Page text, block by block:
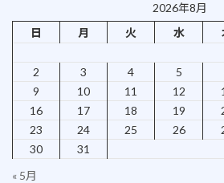
2026年8月
日
月 火 水
2
3 4 5
9
10 11 12
16
17 18 19
23
24 25 26
30
31
« 5月